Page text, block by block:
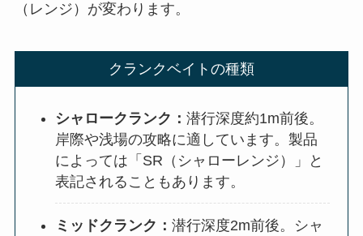
（レンジ）が変わります。
クランクベイトの種類
シャロークランク：潜行深度約1m前後。
岸際や浅場の攻略に適しています。製品
によっては「SR（シャローレンジ）」と
表記されることもあります。
ミッドクランク：潜行深度2m前後。シャ